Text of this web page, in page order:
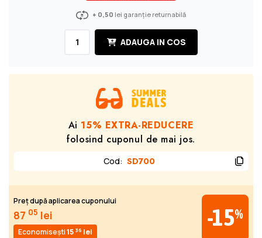
+ 0,50 lei garanție returnabilă
ADAUGA IN COS
Ai 15% EXTRA-REDUCERE
folosind cuponul de mai jos.
Cod: SD700
Preț după aplicarea cuponului
87 05 lei
Economisești15 36 lei
-15%